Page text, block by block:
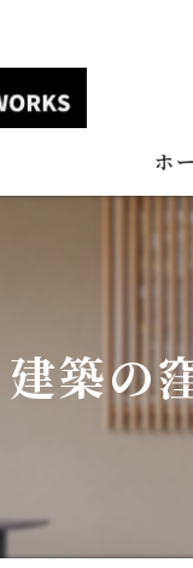
ホ
建築の